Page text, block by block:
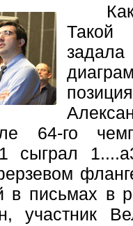
Как
Такой
64-го
сыграл
в письмах в
участник